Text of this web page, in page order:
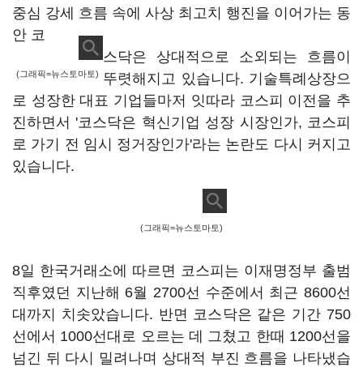
중심 강세 흐름 속에 사상 최고치 행진을 이어가는 동
안 코
(그래픽=뉴스토마토)
스닥은 상대적으로 소외되는 흐름이
뚜렷해지고 있습니다. 기술특례상장으
로 성장한 대표 기업들마저 잇따라 코스피 이전을 추
진하면서 '코스닥은 혁신기업 성장 시장인가, 코스피
로 가기 전 임시 정거장인가'라는 논란도 다시 커지고
있습니다.
(그래픽=뉴스토마토)
8일 한국거래소에 따르면 코스피는 이재명정부 출범
직후였던 지난해 6월 2700선 수준에서 최근 8600선
대까지 치솟았습니다. 반면 코스닥은 같은 기간 750
선에서 1000선대로 오르는 데 그쳤고 한때 1200선을
넘긴 뒤 다시 밀려나며 상대적 부진 흐름을 나타냈습